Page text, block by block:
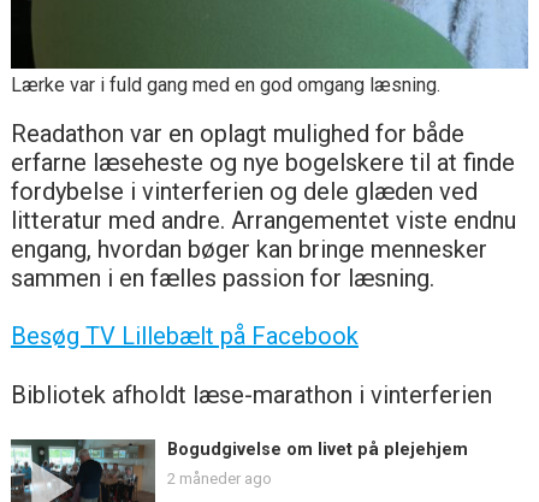
Lærke var i fuld gang med en god omgang læsning.
Readathon var en oplagt mulighed for både
erfarne læseheste og nye bogelskere til at finde
fordybelse i vinterferien og dele glæden ved
litteratur med andre. Arrangementet viste endnu
engang, hvordan bøger kan bringe mennesker
sammen i en fælles passion for læsning.
Besøg TV Lillebælt på Facebook
Bibliotek afholdt læse-marathon i vinterferien
Bogudgivelse om livet på plejehjem
2 måneder ago